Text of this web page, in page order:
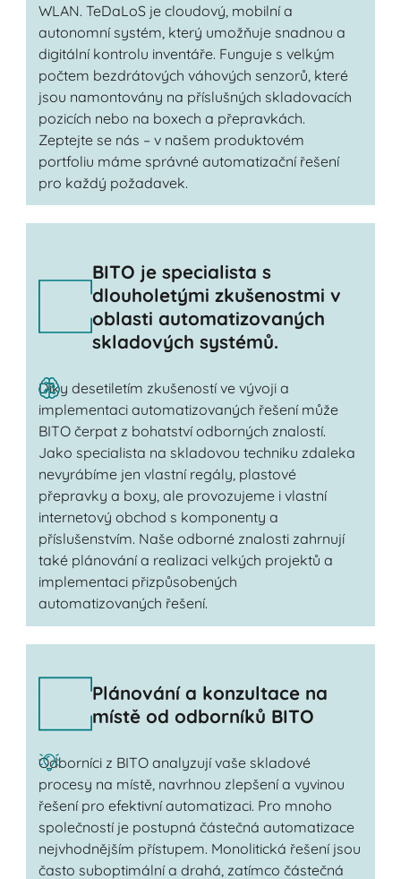
WLAN. TeDaLoS je cloudový, mobilní a
autonomní systém, který umožňuje snadnou a
digitální kontrolu inventáře. Funguje s velkým
počtem bezdrátových váhových senzorů, které
jsou namontovány na příslušných skladovacích
pozicích nebo na boxech a přepravkách.
Zeptejte se nás – v našem produktovém
portfoliu máme správné automatizační řešení
pro každý požadavek.
BITO je specialista s
dlouholetými zkušenostmi v
oblasti automatizovaných
skladových systémů.
Díky desetiletím zkušeností ve vývoji a
implementaci automatizovaných řešení může
BITO čerpat z bohatství odborných znalostí.
Jako specialista na skladovou techniku zdaleka
nevyrábíme jen vlastní regály, plastové
přepravky a boxy, ale provozujeme i vlastní
internetový obchod s komponenty a
příslušenstvím. Naše odborné znalosti zahrnují
také plánování a realizaci velkých projektů a
implementaci přizpůsobených
automatizovaných řešení.
Plánování a konzultace na
místě od odborníků BITO
Odborníci z BITO analyzují vaše skladové
procesy na místě, navrhnou zlepšení a vyvinou
řešení pro efektivní automatizaci. Pro mnoho
společností je postupná částečná automatizace
nejvhodnějším přístupem. Monolitická řešení jsou
často suboptimální a drahá, zatímco částečná